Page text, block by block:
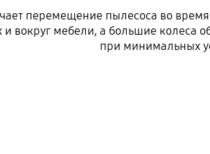
перемещение пылесоса во
и вокруг мебели, а большие
при минимальных